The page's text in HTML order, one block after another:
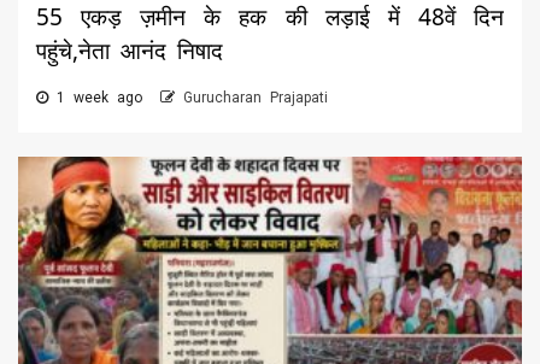
55 एकड़ ज़मीन के हक की लड़ाई में 48वें दिन
पहुंचे,नेता आनंद निषाद
1 week ago Gurucharan Prajapati